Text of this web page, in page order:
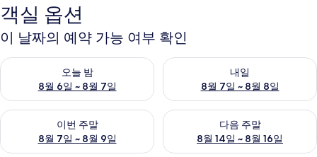
객실 옵션
이 날짜의 예약 가능 여부 확인
오늘 밤
8월 6일 ~ 8월 7일
오늘 밤 예약 가능 여부 확인, 8월 6일 ~ 8월 7일
내일
8월 7일 ~ 8월 8일
내일 예약 가능 여부 확인, 8월
이번 주말
8월 7일 ~ 8월 9일
이번 주말 예약 가능 여부 확인, 8월 7일 ~ 8월 9일
다음 주말
8월 14일 ~ 8월 16일
다음 주말 예약 가능 여부 확인,